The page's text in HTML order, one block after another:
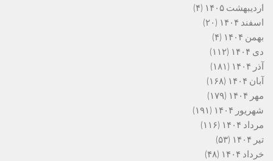
اردیبهشت ۱۴۰۵
(۴)
اسفند ۱۴۰۴
(۲۰)
بهمن ۱۴۰۴
(۴)
دی ۱۴۰۴
(۱۱۲)
آذر ۱۴۰۴
(۱۸۱)
آبان ۱۴۰۴
(۱۶۸)
مهر ۱۴۰۴
(۱۷۹)
شهریور ۱۴۰۴
(۱۹۱)
مرداد ۱۴۰۴
(۱۱۶)
تیر ۱۴۰۴
(۵۳)
خرداد ۱۴۰۴
(۴۸)